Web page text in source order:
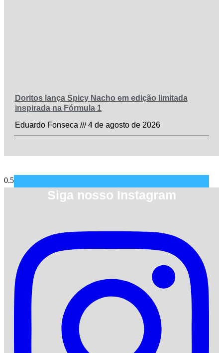
Doritos lança Spicy Nacho em edição limitada
inspirada na Fórmula 1
Eduardo Fonseca
4 de agosto de 2026
Siga nosso Instagram